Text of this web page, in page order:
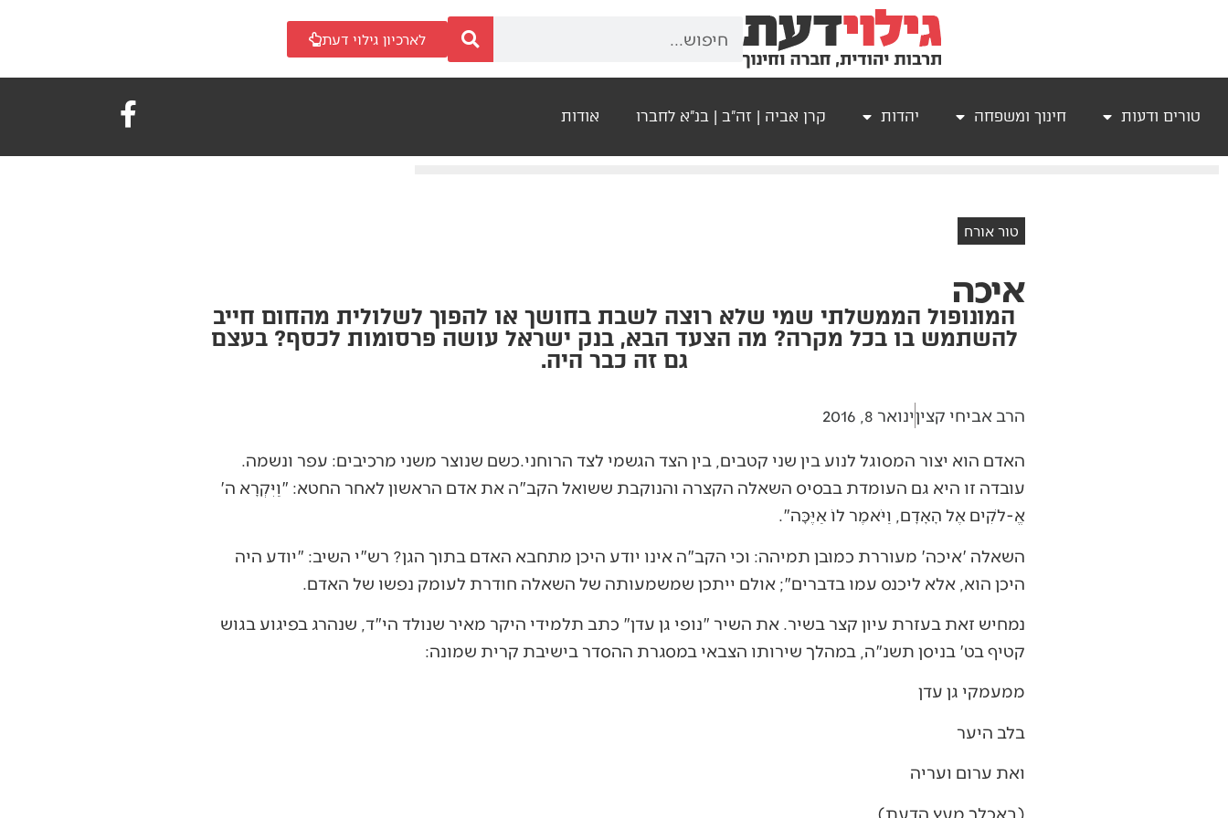
לארכיון גילוי דעת
טורים ודעות חינוך ומשפחה יהדות קרן אביה | זה"ב | בנ"א לחברו אודות
טור אורח
איכה
המונופול הממשלתי שמי שלא רוצה לשבת בחושך או להפוך לשלולית מהחום חייב
להשתמש בו בכל מקרה? מה הצעד הבא, בנק ישראל עושה פרסומות לכסף? בעצם
גם זה כבר היה.
הרב אביחי קציןינואר 8, 2016
האדם הוא יצור המסוגל לנוע בין שני קטבים, בין הצד הגשמי לצד הרוחני.כשם שנוצר משני מרכיבים: עפר ונשמה.
עובדה זו היא גם העומדת בבסיס השאלה הקצרה והנוקבת ששואל הקב"ה את אדם הראשון לאחר החטא: "וַיִּקְרָא ה'
אֱ-לֹקִים אֶל הָאָדָם, וַיֹּאמֶר לוֹ אַיֶּכָּה".
השאלה 'איכה' מעוררת כמובן תמיהה: וכי הקב"ה אינו יודע היכן מתחבא האדם בתוך הגן? רש"י השיב: "יודע היה
היכן הוא, אלא ליכנס עמו בדברים"; אולם ייתכן שמשמעותה של השאלה חודרת לעומק נפשו של האדם.
נמחיש זאת בעזרת עיון קצר בשיר. את השיר "נופי גן עדן" כתב תלמידי היקר מאיר שנולד הי"ד, שנהרג בפיגוע בגוש
קטיף בט' בניסן תשנ"ה, במהלך שירותו הצבאי במסגרת ההסדר בישיבת קרית שמונה:
ממעמקי גן עדן
בלב היער
ואת ערום ועריה
(באכלך מעץ הדעת)